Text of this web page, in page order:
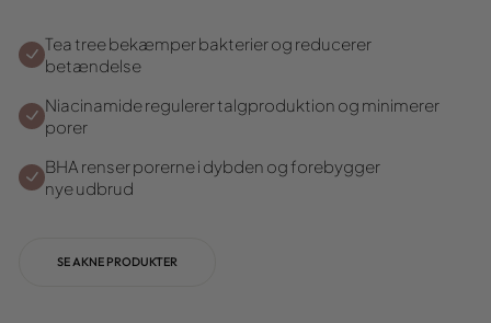
Tea tree bekæmper bakterier og reducerer
betændelse
Niacinamide regulerer talgproduktion og minimerer
porer
BHA renser porerne i dybden og forebygger
nye udbrud
SE AKNE PRODUKTER